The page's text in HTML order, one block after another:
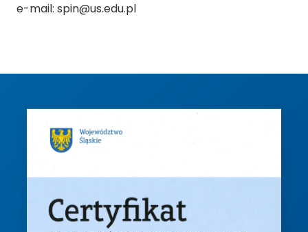
e-mail: spin@us.edu.pl